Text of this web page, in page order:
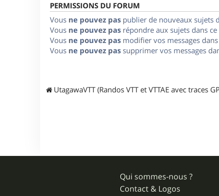
PERMISSIONS DU FORUM
Vous ne pouvez pas publier de nouveaux sujets
Vous ne pouvez pas répondre aux sujets dans
Vous ne pouvez pas modifier vos messages
Vous ne pouvez pas supprimer vos messages
UtagawaVTT (Randos VTT et VTTAE avec traces
Qui sommes-nous ?
Contact & Logos